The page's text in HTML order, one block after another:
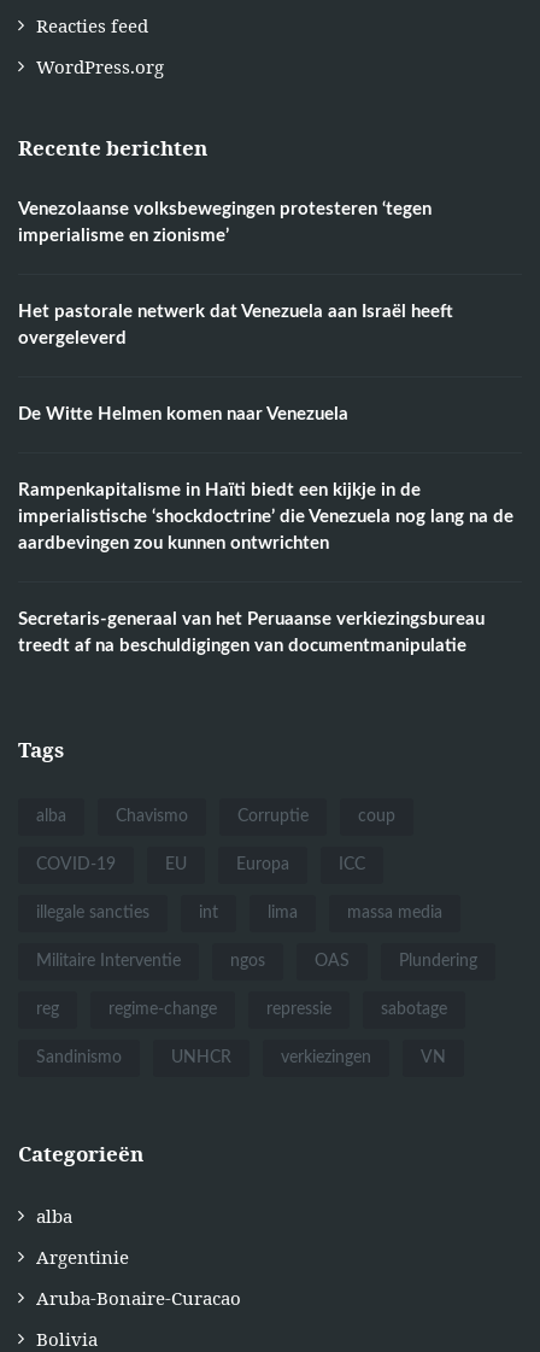
Reacties feed
WordPress.org
Recente berichten
Venezolaanse volksbewegingen protesteren ‘tegen
imperialisme en zionisme’
Het pastorale netwerk dat Venezuela aan Israël heeft
overgeleverd
De Witte Helmen komen naar Venezuela
Rampenkapitalisme in Haïti biedt een kijkje in de
imperialistische ‘shockdoctrine’ die Venezuela nog lang na de
aardbevingen zou kunnen ontwrichten
Secretaris-generaal van het Peruaanse verkiezingsbureau
treedt af na beschuldigingen van documentmanipulatie
Tags
alba Chavismo Corruptie coup
COVID-19 EU Europa ICC
illegale sancties int lima massa media
Militaire Interventie ngos OAS Plundering
reg regime-change repressie sabotage
Sandinismo UNHCR verkiezingen VN
Categorieën
alba
Argentinie
Aruba-Bonaire-Curacao
Bolivia